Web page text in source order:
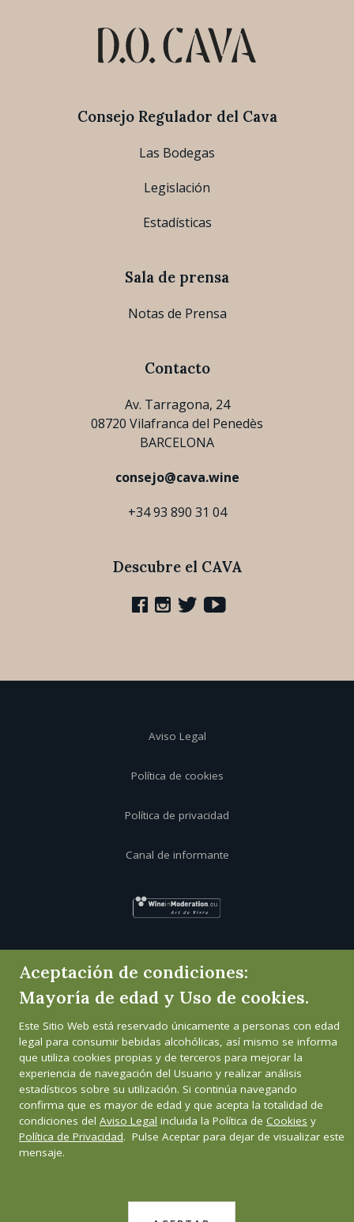
Consejo Regulador del Cava
Las Bodegas
Legislación
Estadísticas
Sala de prensa
Notas de Prensa
Contacto
Av. Tarragona, 24
08720 Vilafranca del Penedès
BARCELONA
consejo@cava.wine
+34 93 890 31 04
Descubre el CAVA
Aviso Legal
Política de cookies
Política de privacidad
Canal de informante
Aceptación de condiciones:
Mayoría de edad y Uso de cookies.
Este Sitio Web está reservado únicamente a personas con edad
legal para consumir bebidas alcohólicas, así mismo se informa
que utiliza cookies propias y de terceros para mejorar la
experiencia de navegación del Usuario y realizar análisis
estadísticos sobre su utilización. Si continúa navegando
confirma que es mayor de edad y que acepta la totalidad de
condiciones del Aviso Legal incluida la Política de Cookies y
Política de Privacidad. Pulse Aceptar para dejar de visualizar este
mensaje.